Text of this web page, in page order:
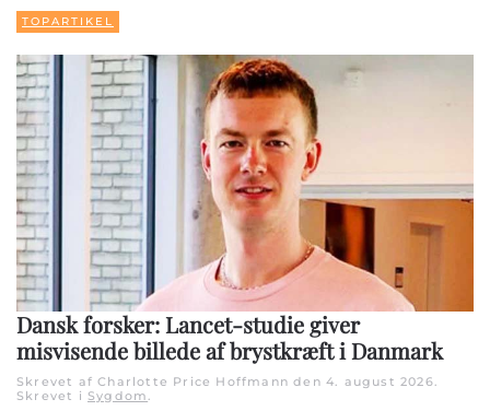
TOPARTIKEL
Dansk forsker: Lancet-studie giver
misvisende billede af brystkræft i Danmark
Skrevet af Charlotte Price Hoffmann den 4. august 2026.
Skrevet i Sygdom.